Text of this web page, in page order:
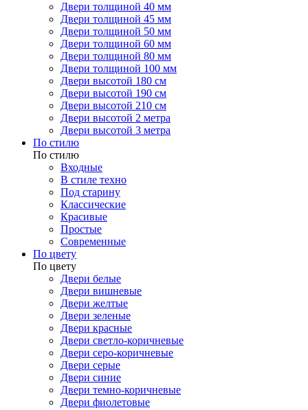
Двери толщиной 40 мм
Двери толщиной 45 мм
Двери толщиной 50 мм
Двери толщиной 60 мм
Двери толщиной 80 мм
Двери толщиной 100 мм
Двери высотой 180 см
Двери высотой 190 см
Двери высотой 210 см
Двери высотой 2 метра
Двери высотой 3 метра
По стилю
По стилю
Входные
В стиле техно
Под старину
Классические
Красивые
Простые
Современные
По цвету
По цвету
Двери белые
Двери вишневые
Двери желтые
Двери зеленые
Двери красные
Двери светло-коричневые
Двери серо-коричневые
Двери серые
Двери синие
Двери темно-коричневые
Двери фиолетовые